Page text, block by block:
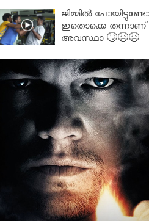
ജിമ്മിൽ
ഇതൊക്കെ തന്നാണ്
അവസ്ഥാ 🙄😣😣